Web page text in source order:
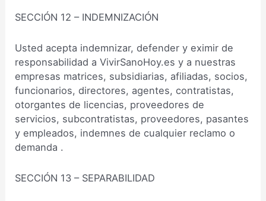
SECCIÓN 12 – INDEMNIZACIÓN
Usted acepta indemnizar, defender y eximir de
responsabilidad a VivirSanoHoy.es y a nuestras
empresas matrices, subsidiarias, afiliadas, socios,
funcionarios, directores, agentes, contratistas,
otorgantes de licencias, proveedores de
servicios, subcontratistas, proveedores, pasantes
y empleados, indemnes de cualquier reclamo o
demanda .
SECCIÓN 13 – SEPARABILIDAD